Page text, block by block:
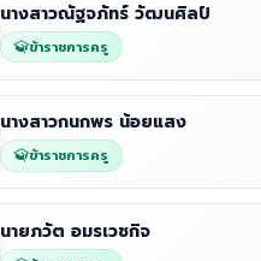
นางสาวณัฐจภัทร์ วัฒนศิลป์
ข้าราชการครู
นางสาวกนกพร น้อยแสง
ข้าราชการครู
นายภวัต อมรเวชกิจ